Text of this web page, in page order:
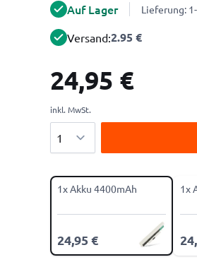
Auf Lager Lieferung:
Versand:2.95 €
24,95 €
inkl. MwSt.
1x Akku 4400mAh
24,95 €
1x